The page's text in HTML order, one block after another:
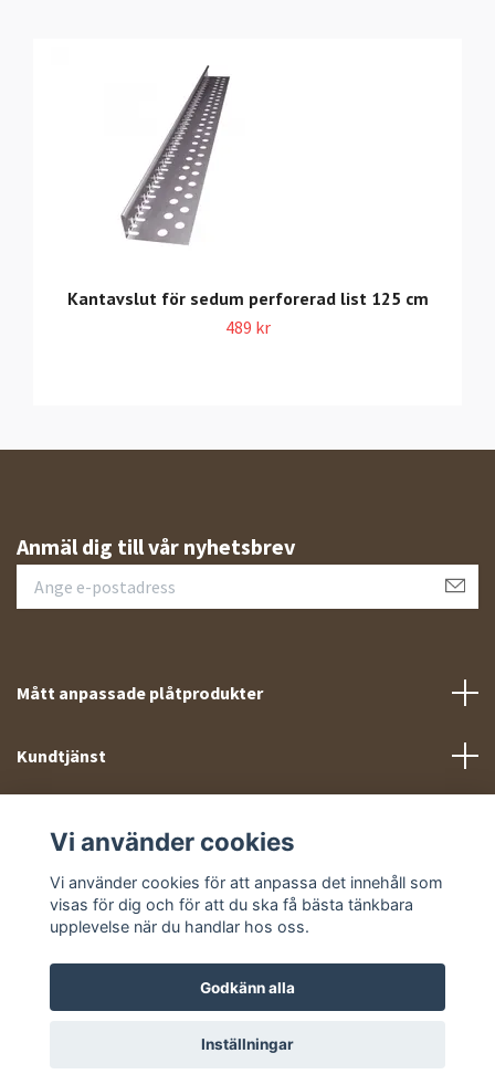
Kantavslut för sedum perforerad list 125 cm
489 kr
Anmäl dig till vår nyhetsbrev
Mått anpassade plåtprodukter
Kundtjänst
Sociala medier
© 2026 Takprofiler.se
Vi använder cookies
Vi använder cookies för att anpassa det innehåll som
visas för dig och för att du ska få bästa tänkbara
upplevelse när du handlar hos oss.
Godkänn alla
Inställningar